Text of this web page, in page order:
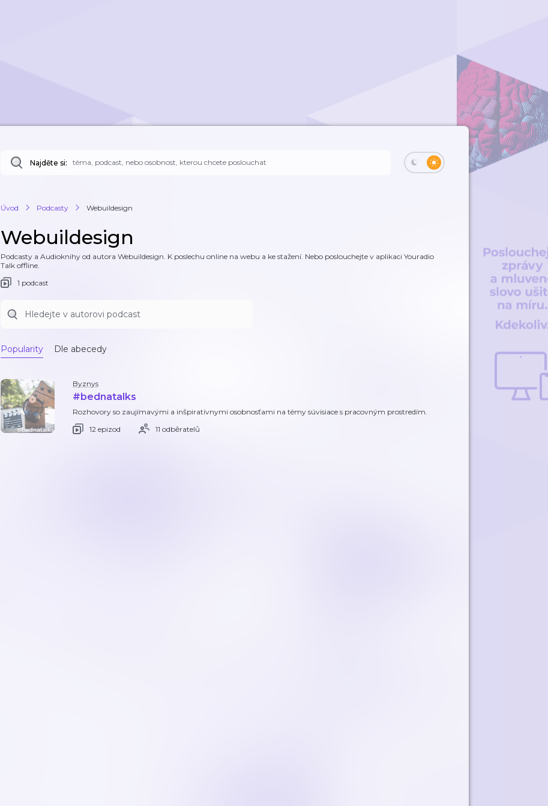
Najděte si:
Úvod Podcasty Webuildesign
Webuildesign
Podcasty a Audioknihy od autora Webuildesign. K poslechu online na webu a ke stažení. Nebo poslouchejte v aplikaci Youradio
Talk offline.
1 podcast
Popularity Dle abecedy
Byznys
#bednatalks
Rozhovory so zaujímavými a inšpiratívnymi osobnosťami na témy súvisiace s pracovným prostredím.
12 epizod
11 odběratelů